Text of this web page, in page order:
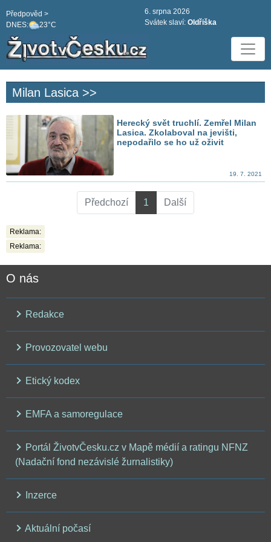
DNES: 23°C
Předpověd >
6. srpna 2026
Svátek slaví: Oldřiška
Milan Lasica >>
Herecký svět truchlí. Zemřel Milan
Lasica. Zkolaboval na jevišti,
nepodařilo se ho už oživit
19. 7. 2021
Předchozí 1 Další
Reklama:
Reklama:
O nás
Redakce
Provozovatel webu
Etický kodex
EMFA a samoregulace
Portál ŽivotvČesku.cz v Mapě médií a ratingu NFNZ
(Nadační fond nezávislé žurnalistiky)
Inzerce
Aktuální počasí